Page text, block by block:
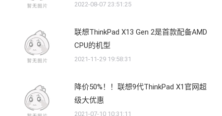
2022-08-07 23:51:25
联想ThinkPad X13 Gen 2是首款配备AMD
CPU的机型
2021-11-29 19:58:31
降价50%！！联想9代ThinkPad X1官网超
级大优惠
2021-07-10 10:31:11